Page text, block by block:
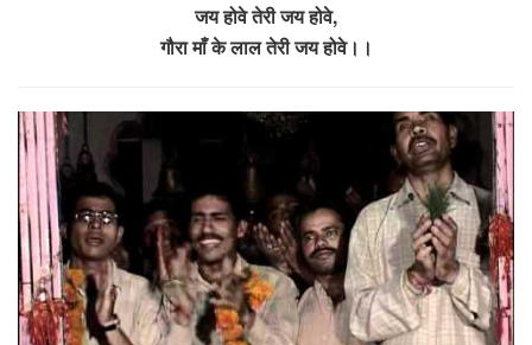
जय होवे तेरी जय होवे,
गौरा माँ के लाल तेरी जय होवे।।